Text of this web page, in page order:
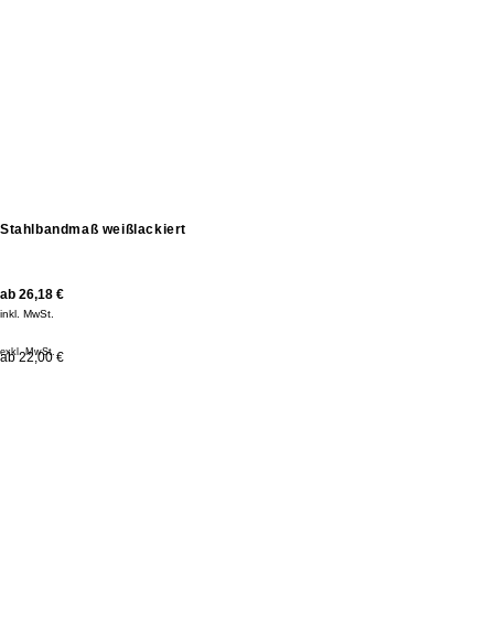
Stahlbandmaß weißlackiert
ab 26,18 €
inkl. MwSt.
ab 22,00 €
exkl. MwSt.